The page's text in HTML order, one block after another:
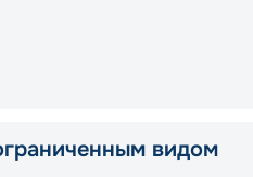
видом